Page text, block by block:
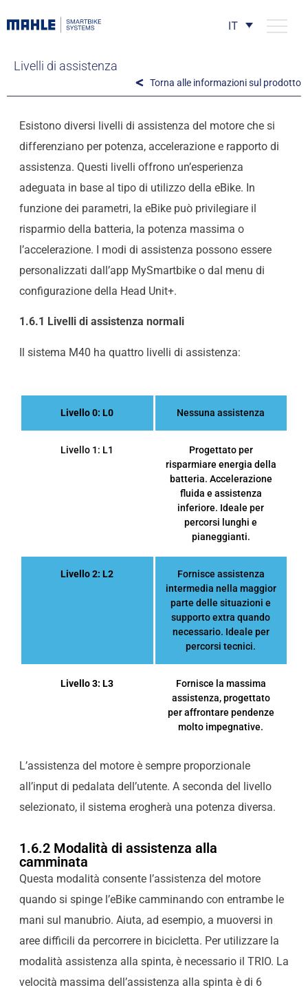
IT
Livelli di assistenza
Torna alle informazioni sul prodotto
Esistono diversi livelli di assistenza del motore che si
differenziano per potenza, accelerazione e rapporto di
assistenza. Questi livelli offrono un’esperienza
adeguata in base al tipo di utilizzo della eBike. In
funzione dei parametri, la eBike può privilegiare il
risparmio della batteria, la potenza massima o
l’accelerazione. I modi di assistenza possono essere
personalizzati dall’app MySmartbike o dal menu di
configurazione della Head Unit+.
1.6.1 Livelli di assistenza normali
Il sistema M40 ha quattro livelli di assistenza:
Livello 0: L0 Nessuna assistenza
Livello 1: L1
Progettato per
risparmiare energia della
batteria. Accelerazione
fluida e assistenza
inferiore. Ideale per
percorsi lunghi e
pianeggianti.
Livello 2: L2
Fornisce assistenza
intermedia nella maggior
parte delle situazioni e
supporto extra quando
necessario. Ideale per
percorsi tecnici.
Livello 3: L3
Fornisce la massima
assistenza, progettato
per affrontare pendenze
molto impegnative.
L’assistenza del motore è sempre proporzionale
all’input di pedalata dell’utente. A seconda del livello
selezionato, il sistema erogherà una potenza diversa.
1.6.2 Modalità di assistenza alla
camminata
Questa modalità consente l’assistenza del motore
quando si spinge l’eBike camminando con entrambe le
mani sul manubrio. Aiuta, ad esempio, a muoversi in
aree difficili da percorrere in bicicletta. Per utilizzare la
modalità assistenza alla spinta, è necessario il TRIO. La
velocità massima dell’assistenza alla spinta è di 6